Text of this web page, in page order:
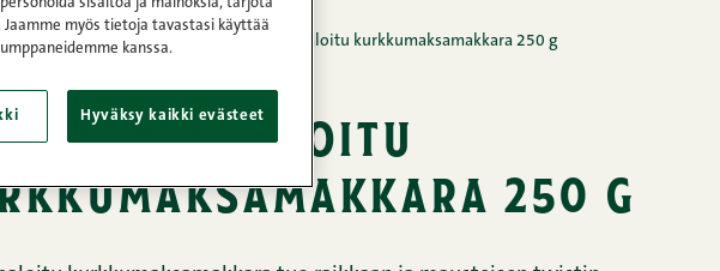
Etusivu / Tuotteet / Maksatuotteet Viipaloitu kurkkumaksamakkara 250 g
viipaloitu
250 g
myös tietoja tavastasi käyttää
kanssa.
Hyväksy kaikki evästeet